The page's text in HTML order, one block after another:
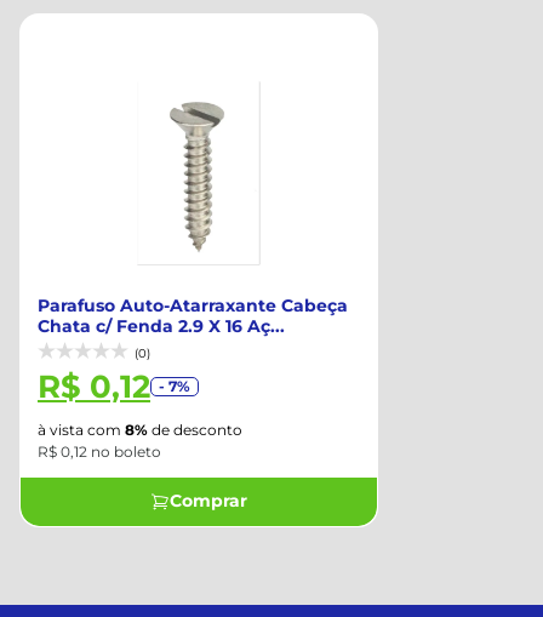
Parafuso Auto-Atarraxante Cabeça
Chata c/ Fenda 2.9 X 16 Aç...
(0)
R$ 0,12 - 7%
à vista com 8% de desconto
R$ 0,12 no boleto
Comprar